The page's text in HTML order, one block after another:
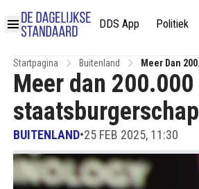
DDS App Politiek
Startpagina Buitenland Meer Dan
Meer dan
BUITENLAND•25 FEB 2025, 11:30